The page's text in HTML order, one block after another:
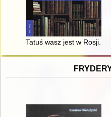
Tatuś wasz jest w Rosji... -